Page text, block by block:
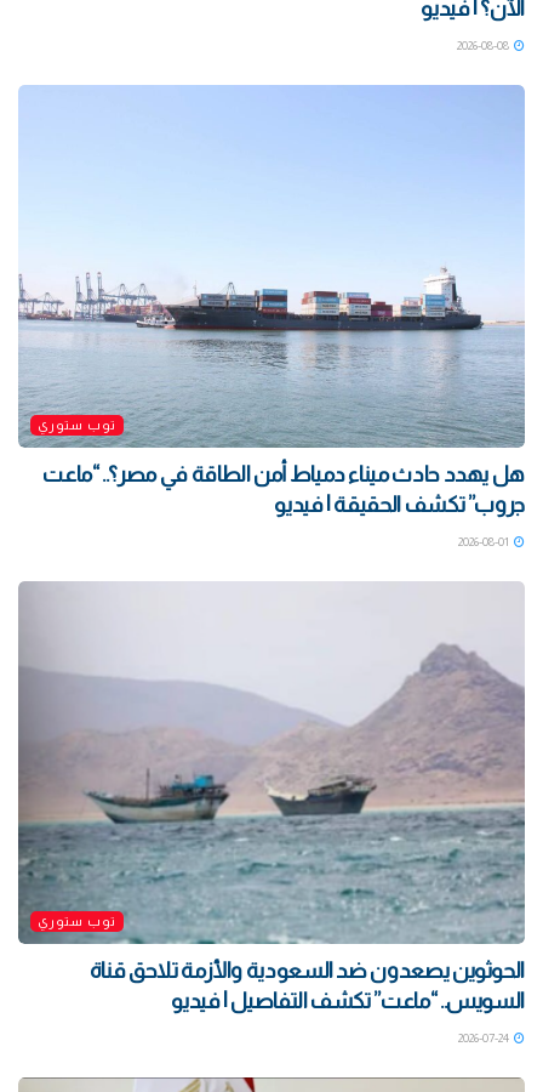
الآن؟ | فيديو
توب ستوري
هل يهدد حادث ميناء دمياط أمن الطاقة في مصر؟.. “ماعت
جروب” تكشف الحقيقة | فيديو
توب ستوري
الحوثوين يصعدون ضد السعودية والأزمة تلاحق قناة
السويس.. “ماعت” تكشف التفاصيل | فيديو